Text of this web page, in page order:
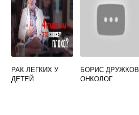
РАК ЛЕГКИХ У
ДЕТЕЙ
БОРИС ДРУЖКОВ
ОНКОЛОГ